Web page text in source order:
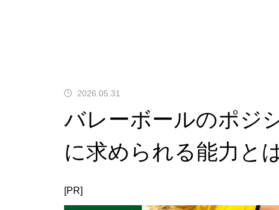
2026.05.31
バレーボールのポジ
に求められる能力と
[PR]